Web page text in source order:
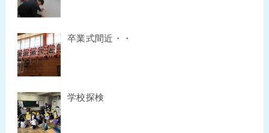
卒業式間近・・
学校探検